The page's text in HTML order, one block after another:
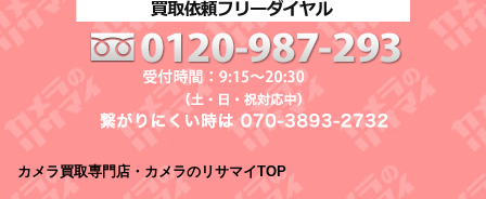
カメラ買取専門店・カメラのリサマイTOP